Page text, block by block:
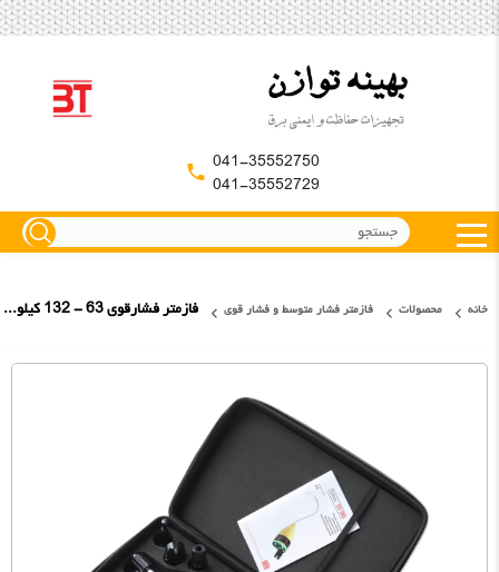
041-35552750
041-35552729
خانه محصولات فازمتر فشار متوسط و فشار قوی فازمتر فشارقوی 63 - 132 کیلوولت کاتو فرانسه